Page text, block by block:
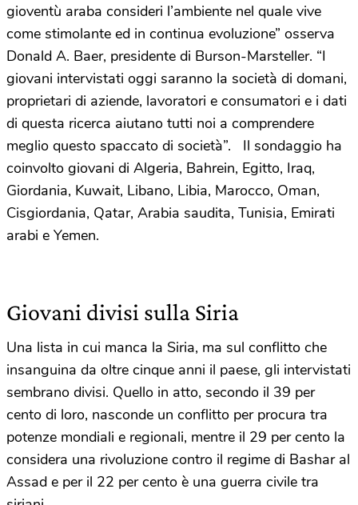
gioventù araba consideri l’ambiente nel quale vive
come stimolante ed in continua evoluzione” osserva
Donald A. Baer, presidente di Burson-Marsteller. “I
giovani intervistati oggi saranno la società di domani,
proprietari di aziende, lavoratori e consumatori e i dati
di questa ricerca aiutano tutti noi a comprendere
meglio questo spaccato di società”. Il sondaggio ha
coinvolto giovani di Algeria, Bahrein, Egitto, Iraq,
Giordania, Kuwait, Libano, Libia, Marocco, Oman,
Cisgiordania, Qatar, Arabia saudita, Tunisia, Emirati
arabi e Yemen.
Giovani divisi sulla Siria
Una lista in cui manca la Siria, ma sul conflitto che
insanguina da oltre cinque anni il paese, gli intervistati
sembrano divisi. Quello in atto, secondo il 39 per
cento di loro, nasconde un conflitto per procura tra
potenze mondiali e regionali, mentre il 29 per cento la
considera una rivoluzione contro il regime di Bashar al
Assad e per il 22 per cento è una guerra civile tra